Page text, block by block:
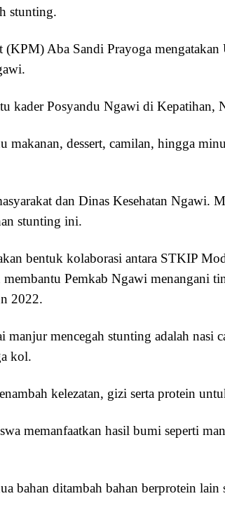
stunting.
(KPM) Aba Sandi Prayoga
kader Posyandu Ngawi di Kepatihan,
makanan, dessert, camilan, hingga
dan Dinas Kesehatan Ngawi.
stunting ini.
bentuk kolaborasi antara STKIP
Pemkab Ngawi menangani
2022.
manjur mencegah stunting adalah nasi
kol.
kelezatan, gizi serta protein
memanfaatkan hasil bumi seperti
bahan ditambah bahan berprotein